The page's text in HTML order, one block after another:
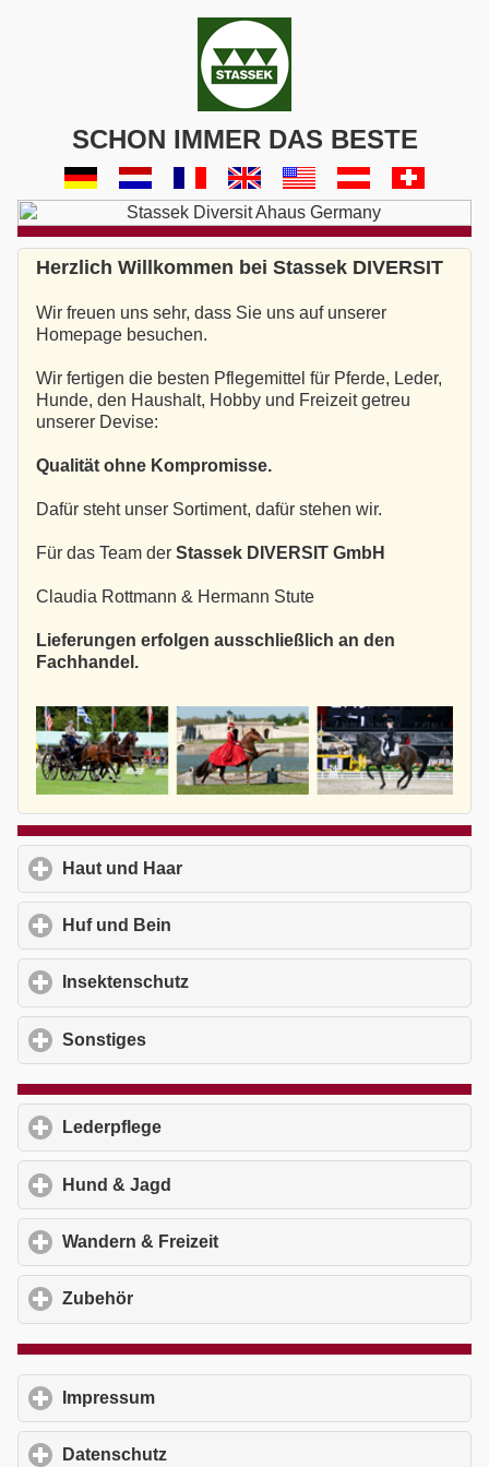
SCHON IMMER DAS BESTE
Herzlich Willkommen bei Stassek DIVERSIT
Wir freuen uns sehr, dass Sie uns auf unserer
Homepage besuchen.
Wir fertigen die besten Pflegemittel für Pferde, Leder,
Hunde, den Haushalt, Hobby und Freizeit getreu
unserer Devise:
Qualität ohne Kompromisse.
Dafür steht unser Sortiment, dafür stehen wir.
Für das Team der Stassek DIVERSIT GmbH
Claudia Rottmann & Hermann Stute
Lieferungen erfolgen ausschließlich an den
Fachhandel.
Haut und Haar
Huf und Bein
Insektenschutz
Sonstiges
Lederpflege
Hund & Jagd
Wandern & Freizeit
Zubehör
Impressum
Datenschutz